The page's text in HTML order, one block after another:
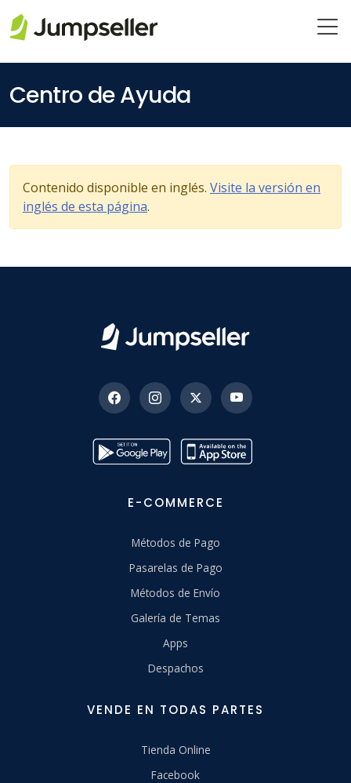
Centro de Ayuda
Contenido disponible en inglés. Visite la versión en
inglés de esta página.
E-COMMERCE
Métodos de Pago
Pasarelas de Pago
Métodos de Envío
Galería de Temas
Apps
Despachos
VENDE EN TODAS PARTES
Tienda Online
Facebook